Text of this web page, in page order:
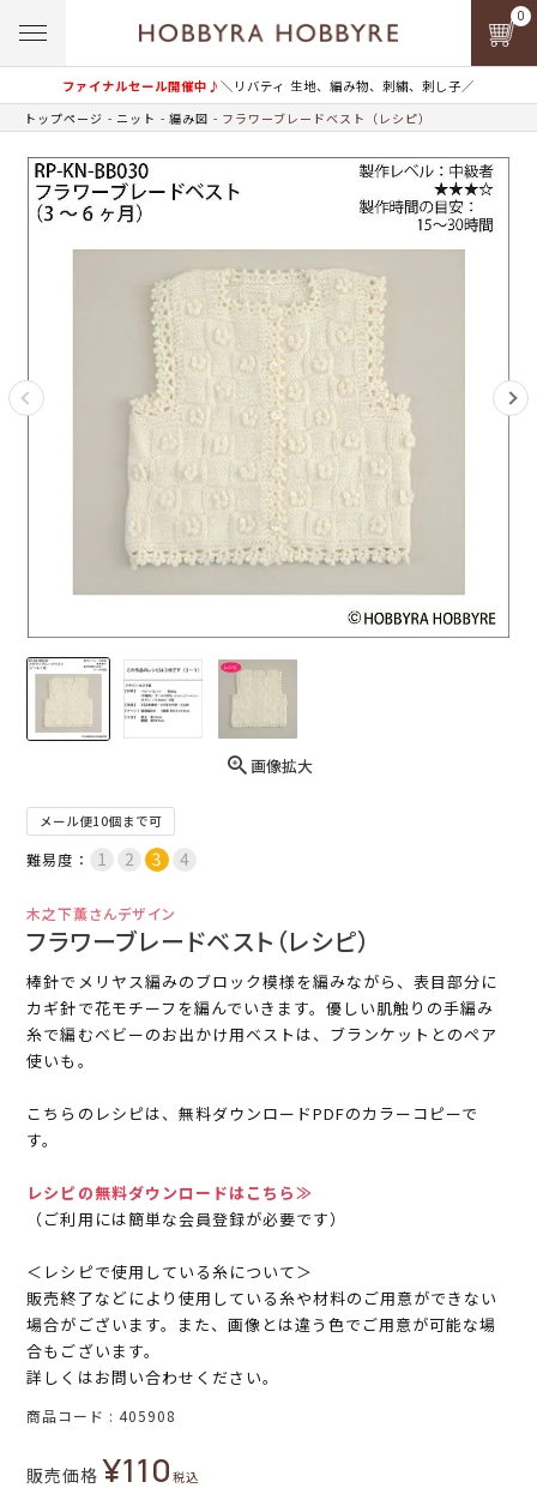
ファイナルセール開催中♪＼リバティ 生地、編み物、刺繍、刺し子／
0
トップページ ニット 編み図 フラワーブレードベスト（レシピ）
画像拡大
メール便10個まで可
難易度：
木之下薫さんデザイン
フラワーブレードベスト（レシピ）
棒針でメリヤス編みのブロック模様を編みながら、表目部分に
カギ針で花モチーフを編んでいきます。優しい肌触りの手編み
糸で編むベビーのお出かけ用ベストは、ブランケットとのペア
使いも。
こちらのレシピは、無料ダウンロードPDFのカラーコピーで
す。
レシピの無料ダウンロードはこちら≫
（ご利用には簡単な会員登録が必要です）
＜レシピで使用している糸について＞
販売終了などにより使用している糸や材料のご用意ができない
場合がございます。また、画像とは違う色でご用意が可能な場
合もございます。
詳しくはお問い合わせください。
商品コード 405908
販売価格 ¥110税込